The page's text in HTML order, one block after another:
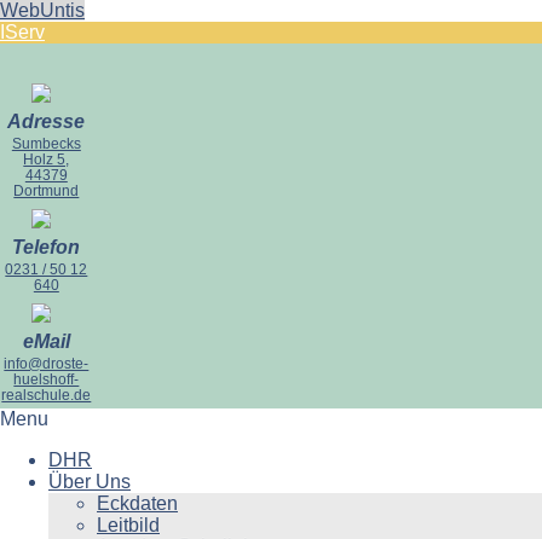
WebUntis
IServ
Adresse
Sumbecks
Holz 5,
44379
Dortmund
Telefon
0231 / 50 12
640
eMail
info@droste-
huelshoff-
realschule.de
Menu
DHR
Über Uns
Eckdaten
Leitbild